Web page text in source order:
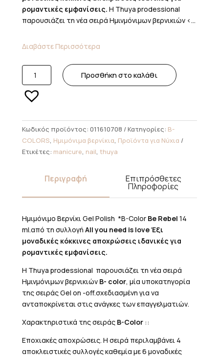
ρομαντικές εμφανίσεις. Η Thuya prodessional
παρουσιάζει τη νέα σειρά Ημινμόνιμων βερνικιών <...
Διαβάστε Περισσότερα
-
Ημιμόνιμο
Βερνίκι
Color
Be
Rebel
Προσθήκη στο καλάθι
Κωδικός προϊόντος: 011610708 Κατηγορίες: B-
COLORS, Ημιμόνιμα βερνίκια, Προϊόντα για Νύχια
Ετικέτες: manicure, nail, thuya
Περιγραφή Επιπρόσθετες
Πληροφορίες
Ημιμόνιμο Βερνίκι Gel Polish *B-Color Be Rebel 14
ml.από τη συλλογή All you need is love Έξι
μοναδικές κόκκινες αποχρώσεις ιδανικές για
ρομαντικές εμφανίσεις.
Η Thuya prodessional παρουσιάζει τη νέα σειρά
Ημινμόνιμων βερνικιών B- color, μία υποκατηγορία
της σειράς Gel on -off.σχεδιασμένη για να
ανταποκρίνεται στις ανάγκες των επαγγελματιών.
Χαρακτηριστικά της σειράς B-Color::
Εποχιακές αποχρώσεις. Η σειρά περιλαμβάνει 4
αποκλειστικές συλλογές καθεμία με 6 μοναδικές